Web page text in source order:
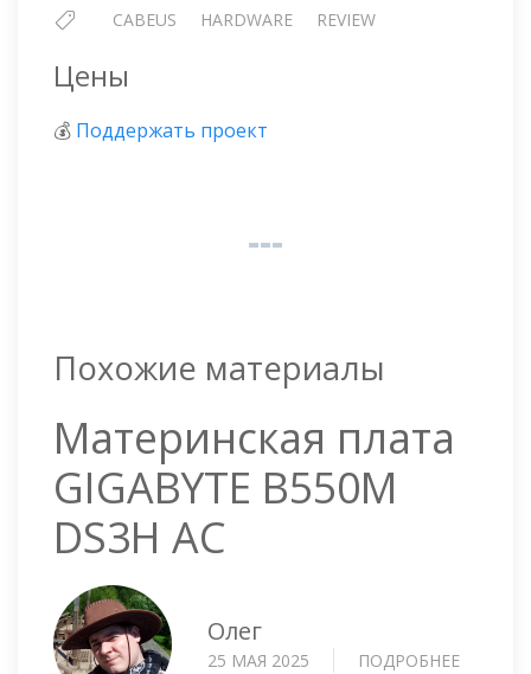
CABEUS HARDWARE REVIEW
Цены
💰 Поддержать проект
Похожие материалы
Материнская плата
GIGABYTE B550M
DS3H AC
Олег
25 МАЯ 2025 ПОДРОБНЕЕ